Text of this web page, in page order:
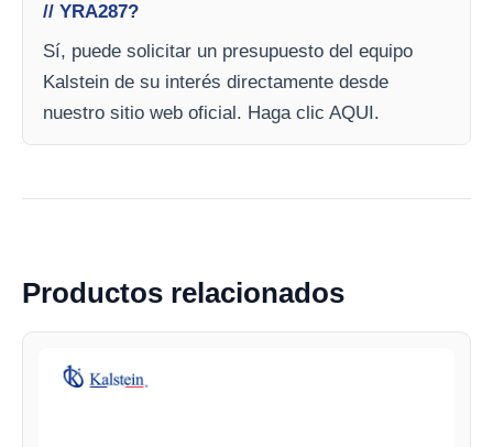
// YRA287?
Sí, puede solicitar un presupuesto del equipo
Kalstein de su interés directamente desde
nuestro sitio web oficial. Haga clic AQUI.
Productos relacionados